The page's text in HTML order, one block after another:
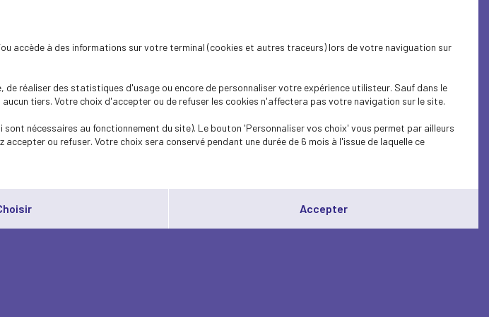
accède à des informations sur votre terminal (cookies et autres traceurs) lors de votre naviguation sur
réaliser des statistiques d'usage ou encore de personnaliser votre expérience utilisteur. Sauf dans le
tiers. Votre choix d'accepter ou de refuser les cookies n'affectera pas votre navigation sur le site.
nécessaires au fonctionnement du site). Le bouton 'Personnaliser vos choix' vous permet par ailleurs
ou refuser. Votre choix sera conservé pendant une durée de 6 mois à l'issue de laquelle ce
Accepter